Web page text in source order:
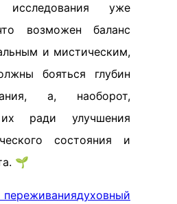
исследования уже
возможен баланс
и мистическим,
бояться глубин
а, наоборот,
их ради улучшения
состояния и
🌱
духовный